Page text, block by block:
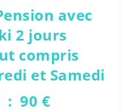
avec
2 jours
compris
et Samedi
: 90 €